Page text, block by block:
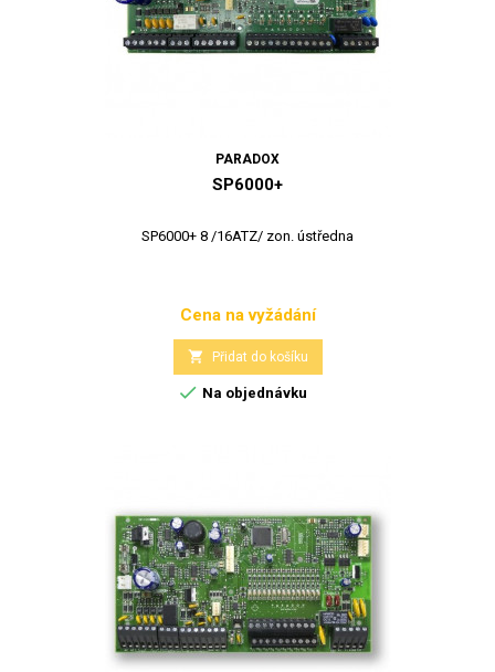
PARADOX
SP6000+
SP6000+ 8 /16ATZ/ zon. ústředna
Cena
Cena na vyžádání
 Přidat do košíku
 Na objednávku